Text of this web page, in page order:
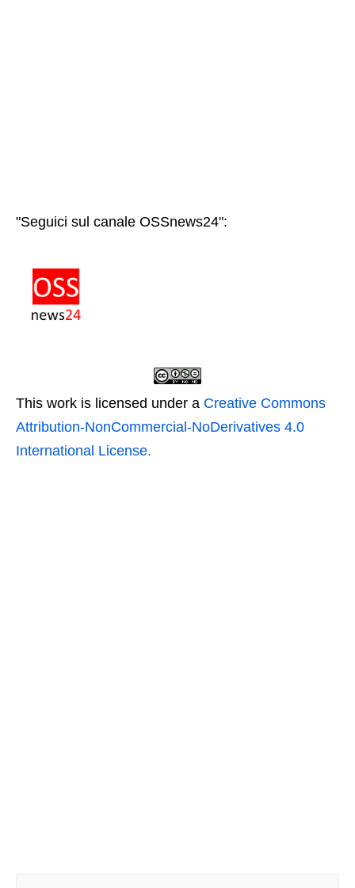
"Seguici sul canale OSSnews24":
This work is licensed under a Creative Commons
Attribution-NonCommercial-NoDerivatives 4.0
International License.